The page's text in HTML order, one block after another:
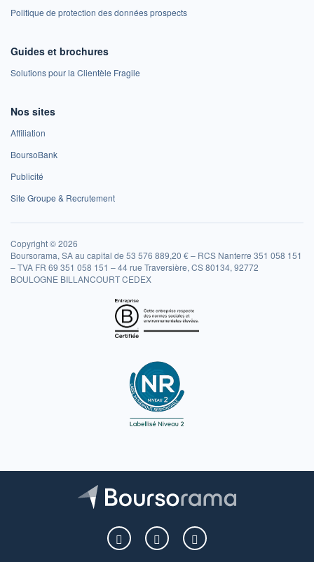
Politique de protection des données prospects
Guides et brochures
Solutions pour la Clientèle Fragile
Nos sites
Affiliation
BoursoBank
Publicité
Site Groupe & Recrutement
Copyright © 2026
Boursorama, SA au capital de 53 576 889,20 € – RCS Nanterre 351 058 151
– TVA FR 69 351 058 151 – 44 rue Traversière, CS 80134, 92772
BOULOGNE BILLANCOURT CEDEX
Boursorama sur Facebook
Boursorama sur XBoursorama sur